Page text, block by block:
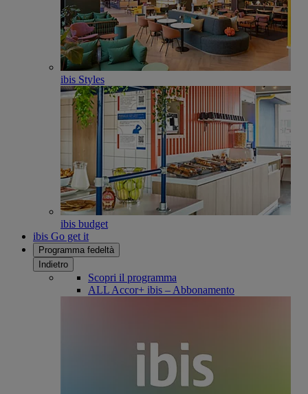
ibis Styles
ibis budget
ibis Go get it
Programma fedeltà
Indietro
Scopri il programma
ALL Accor+ ibis – Abbonamento